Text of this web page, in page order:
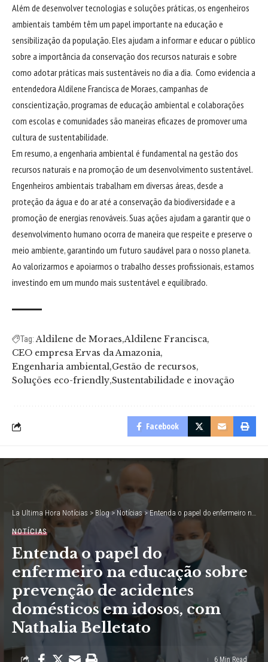
Além de desenvolver tecnologias e soluções práticas, os engenheiros
ambientais também têm um papel importante na educação e
sensibilização da população. Eles ajudam a informar e educar o público
sobre a importância da conservação dos recursos naturais e sobre
como adotar práticas mais sustentáveis no dia a dia. Como evidencia a
entendedora Aldilene Francisca de Moraes, campanhas de
conscientização, programas de educação ambiental e colaborações
com escolas e comunidades são maneiras eficazes de promover uma
cultura de sustentabilidade.
Em resumo, a engenharia ambiental é fundamental na gestão dos
recursos naturais e na promoção de um desenvolvimento sustentável.
Engenheiros ambientais trabalham em diversas áreas, desde a
proteção da água e do ar até a conservação da biodiversidade e a
promoção de energias renováveis. Suas ações ajudam a garantir que o
desenvolvimento humano ocorra de maneira que respeite e preserve o
meio ambiente, garantindo um futuro saudável para o nosso planeta.
Ao valorizarmos e apoiarmos o trabalho desses profissionais, estamos
investindo em um mundo mais sustentável e equilibrado.
Tag: Aldilene de Moraes Aldilene Francisca
CEO empresa Ervas da Amazonia
Engenharia ambiental Gestão de recursos
Soluções eco-friendly Sustentabilidade e inovação
Facebook
La Ultima Hora Notícias > Blog> Notícias>Entenda o papel do enfermeiro na educação sobre prevenção de acidentes domésticos em idosos, com Nathalia Belletato
NOTÍCIAS
Entenda o papel do
enfermeiro na educação sobre
prevenção de acidentes
domésticos em idosos, com
Nathalia Belletato
6 Min Read